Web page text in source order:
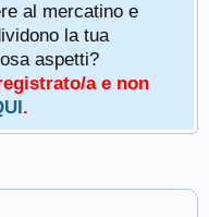
al mercatino e
la tua
aspetti?
a e non
.